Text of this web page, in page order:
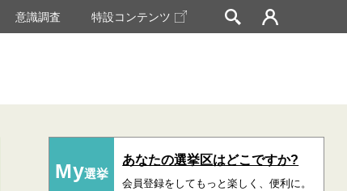
意識調査 特設コンテンツ
My選挙
あなたの選挙区はどこですか?
会員登録をしてもっと楽しく、便利に。